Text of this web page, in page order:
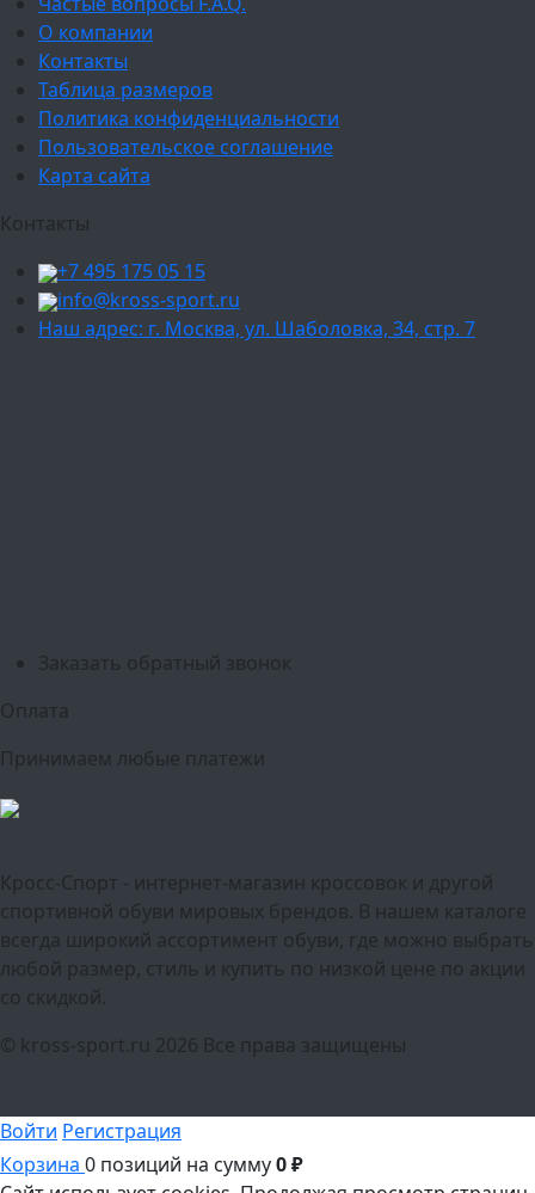
О компании
Контакты
Таблица размеров
Политика конфиденциальности
Пользовательское соглашение
Карта сайта
Контакты
+7 495 175 05 15
info@kross-sport.ru
Наш адрес: г. Москва, ул. Шаболовка, 34, стр. 7
Заказать обратный звонок
Оплата
Принимаем любые платежи
Кросс-Спорт - интернет-магазин кроссовок и другой
спортивной обуви мировых брендов. В нашем каталоге
всегда широкий ассортимент обуви, где можно выбрать
любой размер, стиль и купить по низкой цене по акции
со скидкой.
© kross-sport.ru
2026 Все права защищены
Войти Регистрация
Корзина 0 позиций на сумму0 ₽